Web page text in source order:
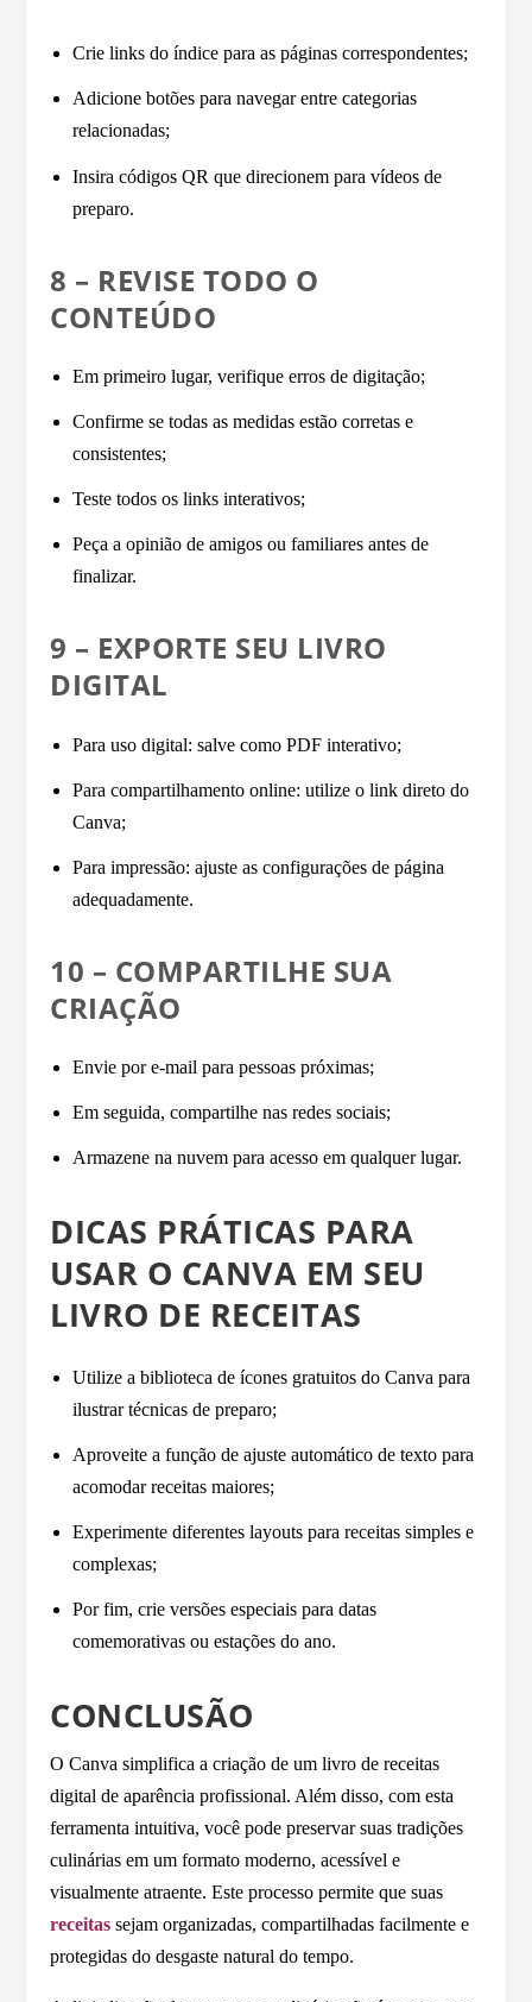
Crie links do índice para as páginas correspondentes;
Adicione botões para navegar entre categorias
relacionadas;
Insira códigos QR que direcionem para vídeos de
preparo.
8 – REVISE TODO O
CONTEÚDO
Em primeiro lugar, verifique erros de digitação;
Confirme se todas as medidas estão corretas e
consistentes;
Teste todos os links interativos;
Peça a opinião de amigos ou familiares antes de
finalizar.
9 – EXPORTE SEU LIVRO
DIGITAL
Para uso digital: salve como PDF interativo;
Para compartilhamento online: utilize o link direto do
Canva;
Para impressão: ajuste as configurações de página
adequadamente.
10 – COMPARTILHE SUA
CRIAÇÃO
Envie por e-mail para pessoas próximas;
Em seguida, compartilhe nas redes sociais;
Armazene na nuvem para acesso em qualquer lugar.
DICAS PRÁTICAS PARA
USAR O CANVA EM SEU
LIVRO DE RECEITAS
Utilize a biblioteca de ícones gratuitos do Canva para
ilustrar técnicas de preparo;
Aproveite a função de ajuste automático de texto para
acomodar receitas maiores;
Experimente diferentes layouts para receitas simples e
complexas;
Por fim, crie versões especiais para datas
comemorativas ou estações do ano.
CONCLUSÃO
O Canva simplifica a criação de um livro de receitas
digital de aparência profissional. Além disso, com esta
ferramenta intuitiva, você pode preservar suas tradições
culinárias em um formato moderno, acessível e
visualmente atraente. Este processo permite que suas
receitas sejam organizadas, compartilhadas facilmente e
protegidas do desgaste natural do tempo.